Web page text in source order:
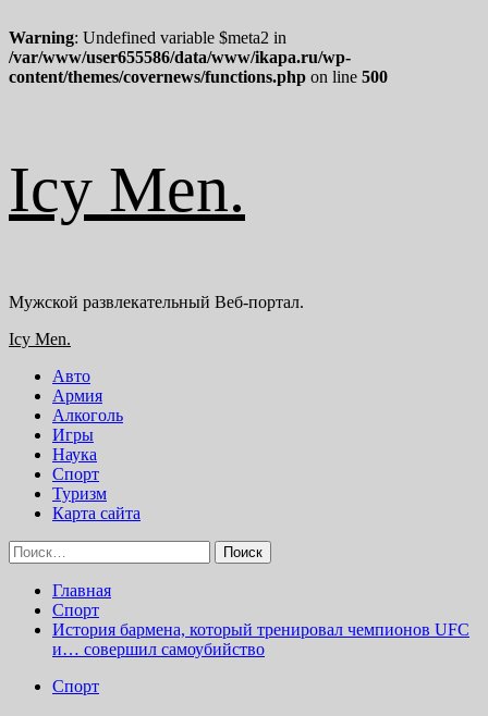
Warning: Undefined variable $meta2 in
/var/www/user655586/data/www/ikapa.ru/wp-
content/themes/covernews/functions.php on line 500
содержимому
Icy Men.
Мужской развлекательный Веб-портал.
Основное
Icy Men.
Авто
Армия
Алкоголь
Игры
Наука
Спорт
Туризм
Карта сайта
Найти:
Главная
Спорт
История бармена, который тренировал чемпионов UFC
и… совершил самоубийство
Спорт